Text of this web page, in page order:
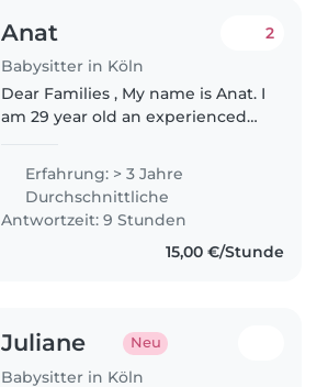
Anat
Babysitter in Köln
2
Dear Families , My name is Anat. I
am 29 year old an experienced
worked with different families
over the years as a babysitter
with both toddlers..
Erfahrung: > 3 Jahre
Durchschnittliche
Antwortzeit: 9 Stunden
15,00 €/Stunde
Juliane Neu
Babysitter in Köln